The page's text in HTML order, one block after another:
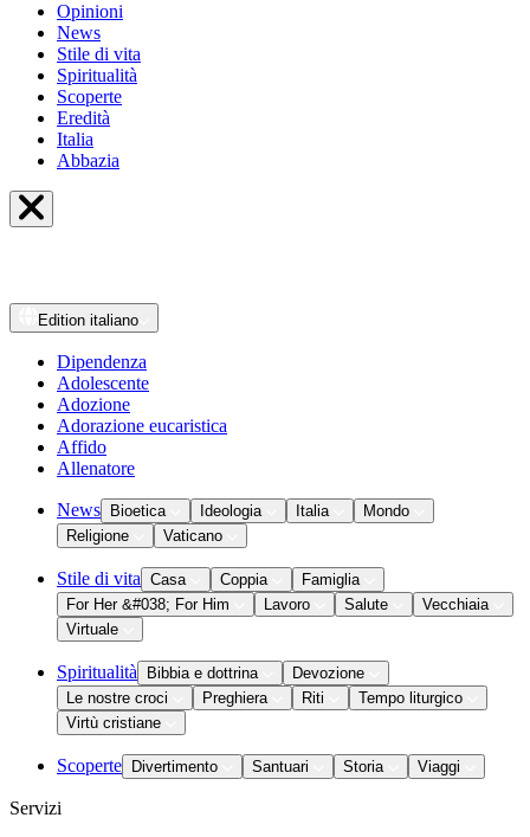
Opinioni
News
Stile di vita
Spiritualità
Scoperte
Eredità
Italia
Abbazia
Edition italiano
Dipendenza
Adolescente
Adozione
Adorazione eucaristica
Affido
Allenatore
News Bioetica Ideologia Italia
Mondo
Religione
Vaticano
Stile di vita Casa Coppia
Famiglia
For Her &#038; For Him
Lavoro Salute
Vecchiaia
Virtuale
Spiritualità Bibbia e dottrina
Devozione
Le nostre croci
Preghiera Riti
Tempo liturgico
Virtù cristiane
Scoperte Divertimento Santuari Storia Viaggi
Servizi